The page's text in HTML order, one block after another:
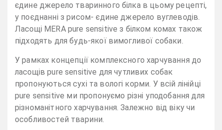
єдине джерело тваринного білка в цьому рецепті,
у поєднанні з рисом- єдине джерело вуглеводів.
Ласощі MERA pure sensitive з білком комах також
підходять для будь-якої вимогливої ​​собаки.
У рамках концепції комплексного харчування до
ласощів pure sensitive для чутливих собак
пропонуються сухі та вологі корми. У всій лінійці
pure sensitive ми пропонуємо різні уподобання для
різноманітного харчування. Залежно від віку чи
особливостей тварини.